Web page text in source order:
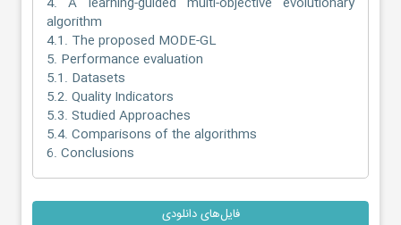
algorithm
4.1. The proposed MODE-GL
5. Performance evaluation
5.1. Datasets
5.2. Quality Indicators
5.3. Studied Approaches
5.4. Comparisons of the algorithms
6. Conclusions
فایل‌های دانلودی